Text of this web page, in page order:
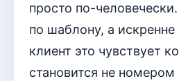
просто по-
по шаблону, а
клиент это чувствует
становится не номером